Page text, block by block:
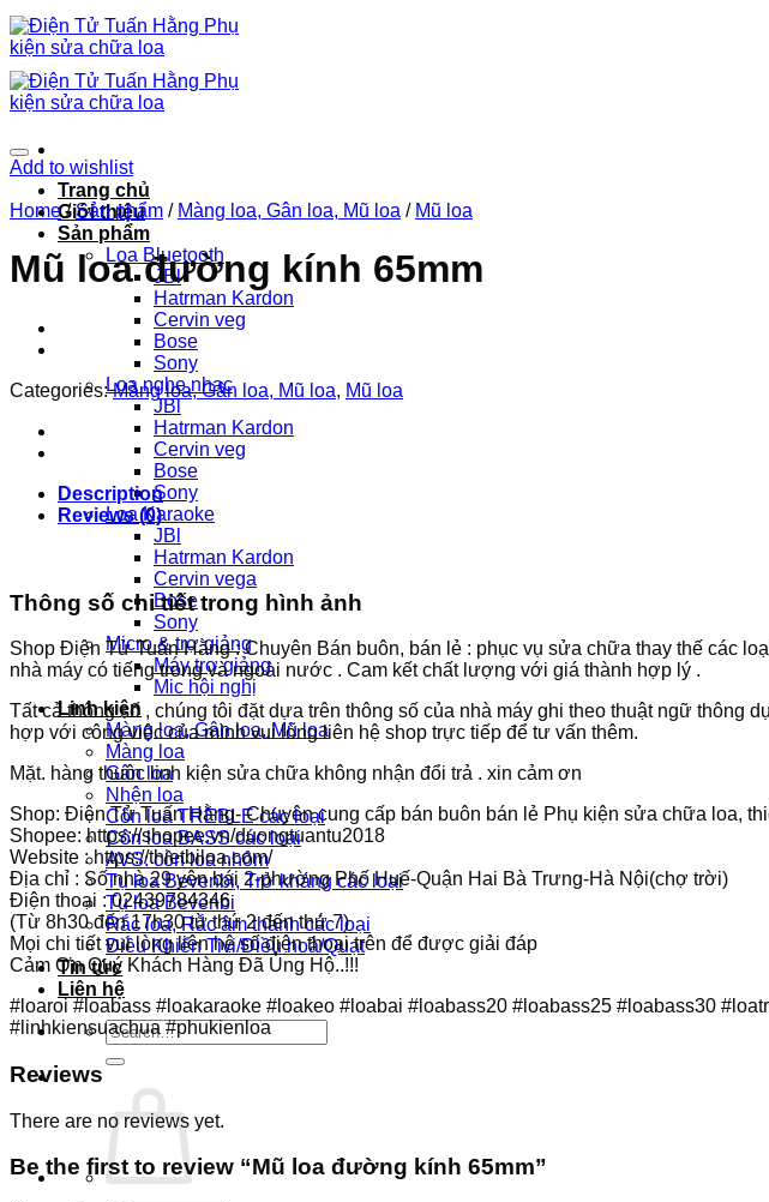
Chuyển
đến
nội
dung
Trang chủ
Giới thiệu
Sản phẩm
Loa Bluetooth
JBl
Hatrman Kardon
Cervin veg
Bose
Sony
Loa nghe nhạc
JBl
Hatrman Kardon
Cervin veg
Bose
Sony
Loa Karaoke
JBl
Hatrman Kardon
Cervin vega
Bose
Sony
Micro & trợ giảng
Máy trợ giảng
Mic hội nghị
Linh kiện
Màng loa, Gân loa, Mũ loa
Màng loa
Gân loa
Nhện loa
Côn loa TREBLE các loại
Côn loa BASS các loại
AVS: côn loa nhôm
Tụ loa Bevenbi, Trở kháng các loại
Tụ loa Bevenbi
Rắc loa, Rắc âm thanh các loại
Điều Khiển Tivi/Điều hoà/Quạt
Tin tức
Liên hệ
Search
for:
Add to wishlist
Home / Sản phẩm / Màng loa, Gân loa, Mũ loa / Mũ loa
Mũ loa đường kính 65mm
Categories:Màng loa, Gân loa, Mũ loa, Mũ loa
Description
Reviews (0)
Thông số chi tiết trong hình ảnh
Shop Điện Tử Tuấn Hằng : Chuyên Bán buôn, bán lẻ : phục vụ sửa chữa thay thế các
nhà máy có tiếng trong và ngoài nước . Cam kết chất lượng với giá thành hợp lý .
Tất cả thông số , chúng tôi đặt dựa trên thông số của nhà máy ghi theo thuật ngữ thông
hợp với công việc của mình vui lòng liên hệ shop trực tiếp để tư vấn thêm.
Mặt. hàng thuộc linh kiện sửa chữa không nhận đổi trả . xin cảm ơn
Shop: Điện Tử Tuấn Hằng- Chuyên cung cấp bán buôn bán lẻ Phụ kiện sửa chữa loa,
Shopee: https://shopee.vn/duongtuantu2018
Website : https://thietbiloa.com/
Địa chỉ : Số nhà 29 yên bái 2-phường Phố Huế-Quận Hai Bà Trưng-Hà Nội(chợ trời)
Điện thoại : 02439784346
(Từ 8h30 đến 17h30 từ thứ 2 đến thứ 7)
Mọi chi tiết vui lòng liên hệ số điện thoại trên để được giải đáp
Cảm Ơn Quý Khách Hàng Đã Ủng Hộ..!!!
#loaroi #loabass #loakaraoke #loakeo #loabai #loabass20 #loabass25 #loabass30
#linhkiensuachua #phukienloa
Reviews
There are no reviews yet.
Be the first to review “Mũ loa đường kính 65mm”